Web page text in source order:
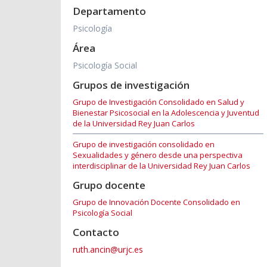
Departamento
Psicología
Área
Psicología Social
Grupos de investigación
Grupo de Investigación Consolidado en Salud y
Bienestar Psicosocial en la Adolescencia y Juventud
de la Universidad Rey Juan Carlos
Grupo de investigación consolidado en
Sexualidades y género desde una perspectiva
interdisciplinar de la Universidad Rey Juan Carlos
Grupo docente
Grupo de Innovación Docente Consolidado en
Psicología Social
Contacto
ruth.ancin@urjc.es